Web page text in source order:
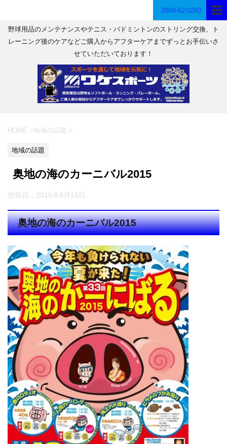
0894-62-0260
野球用品のメンテナンスやテニス・バドミントンのストリング交換、ト
レーニング後のケアなどご購入からアフターケアまでずっとお手伝いさ
せていただいております！
HOME >地域の話題 >
地域の話題
奥地の海のカーニバル2015
投稿日： 2015年8月15日
奥地の海のカーニバル2015